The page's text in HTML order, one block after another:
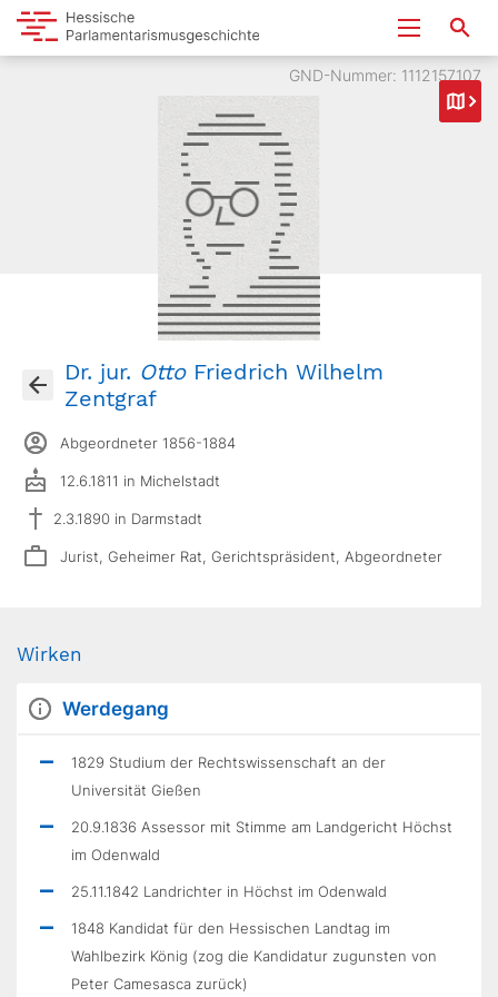
GND-Nummer: 1112157107
Dr. jur. OttoFriedrich Wilhelm
Zentgraf
Abgeordneter 1856-1884
12.6.1811 in Michelstadt
2.3.1890 in Darmstadt
Jurist, Geheimer Rat, Gerichtspräsident, Abgeordneter
Wirken
Werdegang
1829 Studium der Rechtswissenschaft an der
Universität Gießen
20.9.1836 Assessor mit Stimme am Landgericht Höchst
im Odenwald
25.11.1842 Landrichter in Höchst im Odenwald
1848 Kandidat für den Hessischen Landtag im
Wahlbezirk König (zog die Kandidatur zugunsten von
Peter Camesasca zurück)